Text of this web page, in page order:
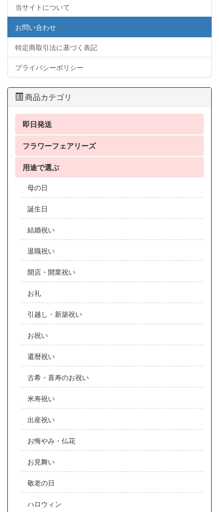
当サイトについて
お問い合わせ
特定商取引法に基づく表記
プライバシーポリシー
商品カテゴリ
即日発送
フラワーフェアリーズ
用途で選ぶ
母の日
誕生日
結婚祝い
退職祝い
開店・開業祝い
お礼
引越し・新築祝い
お祝い
還暦祝い
古希・喜寿のお祝い
米寿祝い
出産祝い
お悔やみ・仏花
お見舞い
敬老の日
ハロウィン